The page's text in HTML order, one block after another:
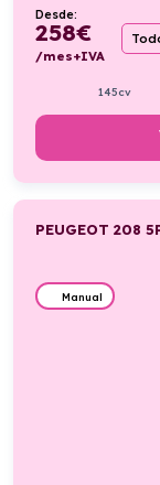
Desde:
258€
/mes+IVA
145cv
PEUGEOT 208
Manual